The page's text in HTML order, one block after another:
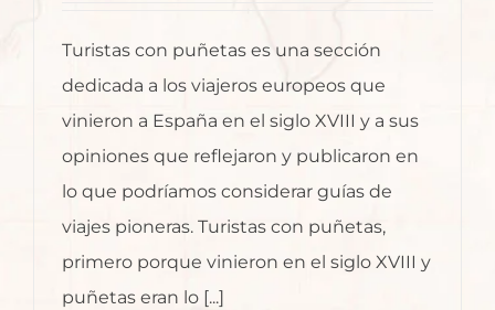
Turistas con puñetas es una sección
dedicada a los viajeros europeos que
vinieron a España en el siglo XVIII y a sus
opiniones que reflejaron y publicaron en
lo que podríamos considerar guías de
viajes pioneras. Turistas con puñetas,
primero porque vinieron en el siglo XVIII y
puñetas eran lo [...]